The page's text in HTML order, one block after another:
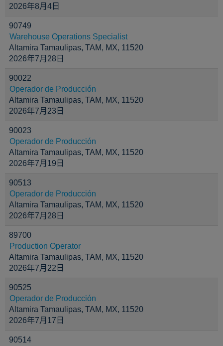
2026年8月4日
90749
Warehouse Operations Specialist
Altamira Tamaulipas, TAM, MX, 11520
2026年7月28日
90022
Operador de Producción
Altamira Tamaulipas, TAM, MX, 11520
2026年7月23日
90023
Operador de Producción
Altamira Tamaulipas, TAM, MX, 11520
2026年7月19日
90513
Operador de Producción
Altamira Tamaulipas, TAM, MX, 11520
2026年7月28日
89700
Production Operator
Altamira Tamaulipas, TAM, MX, 11520
2026年7月22日
90525
Operador de Producción
Altamira Tamaulipas, TAM, MX, 11520
2026年7月17日
90514